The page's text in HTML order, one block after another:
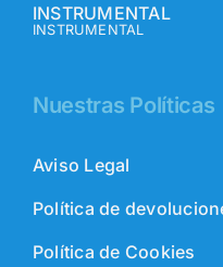
INSTRUMENTAL
INSTRUMENTAL
Nuestras Políticas
Aviso Legal
Política de
Política de Cookies